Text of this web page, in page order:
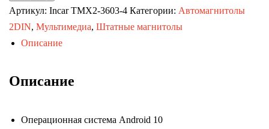
Автомагнитола
Chevrolet
Aveo
11,
Ravon
Артикул: Incar TMX2-3603-4 Категории: Автомагнитолы
2DIN, Мультимедиа, Штатные магнитолы
Описание
Описание
Операционная система Android 10